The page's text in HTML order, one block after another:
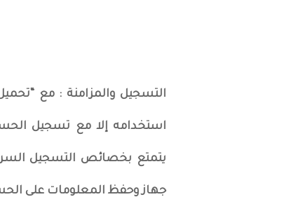
التسجيل والمزامنة : مع
يتمتع بخصائص التسجيل
جهاز وحفظ المعلومات على